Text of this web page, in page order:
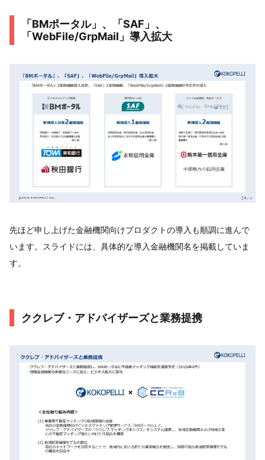
「BMポータル」、「SAF」、
「WebFile/GrpMail」導入拡大
先ほど申し上げた金融機関向けプロダクトの導入も順調に進んで
います。スライドには、具体的な導入金融機関名を掲載していま
す。
ククレブ・アドバイザーズと業務提携